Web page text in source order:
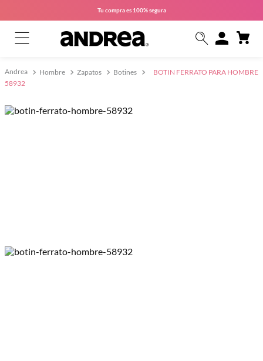
Tu compra es 100% segura
Hombre Zapatos Botines
BOTIN FERRATO PARA HOMBRE
58932